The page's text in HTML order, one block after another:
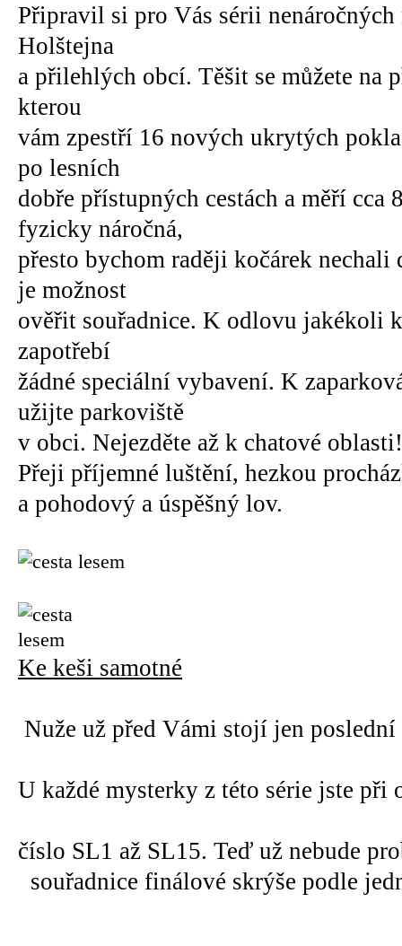
Připravil si pro Vás sérii
Holštejna
a přilehlých obcí. Těšit se můžete na
kterou
vám zpestří 16 nových ukrytých
po lesních
dobře přístupných cestách a měří cca
fyzicky náročná,
přesto bychom raději kočárek nechali
je možnost
ověřit souřadnice. K odlovu jakékoli
zapotřebí
žádné speciální vybavení. K
užijte parkoviště
v obci. Nejezděte až k chatové oblasti!
Přeji příjemné luštění, hezkou
a pohodový a úspěšný lov.
Ke keši samotné
Nuže už před Vámi stojí jen
U každé mysterky z této série jste při
číslo SL1 až SL15. Teď už nebude
souřadnice finálové skrýše podle